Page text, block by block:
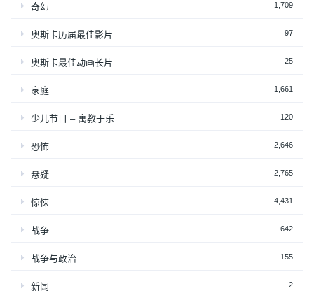
奇幻 1,709
奥斯卡历届最佳影片 97
奥斯卡最佳动画长片 25
家庭 1,661
少儿节目 – 寓教于乐 120
恐怖 2,646
悬疑 2,765
惊悚 4,431
战争 642
战争与政治 155
新闻 2